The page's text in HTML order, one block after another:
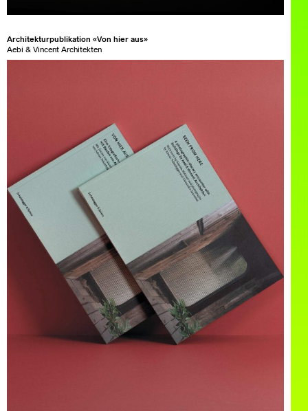
Architekturpublikation «Von hier aus»
Aebi & Vincent Architekten